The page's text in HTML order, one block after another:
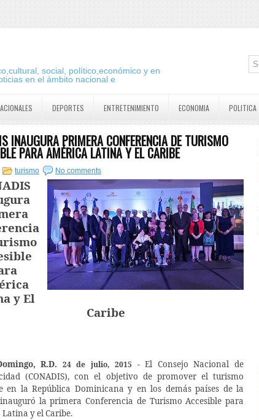
social, político,económico y en
en el ámbito nacional e
DEPORTES ENTRETENIMIENTO ECONOMIA POLITICA
INAUGURA PRIMERA CONFERENCIA DE TURISMO
PARA AMÉRICA LATINA Y EL CARIBE
turismo No comments
y El
Caribe
R.D. 24 de julio, 2015 - El Consejo Nacional de
(CONADIS), con el objetivo de promover el turismo
en la República Dominicana y en los demás países de la
la primera Conferencia de Turismo Accesible para
y el Caribe.